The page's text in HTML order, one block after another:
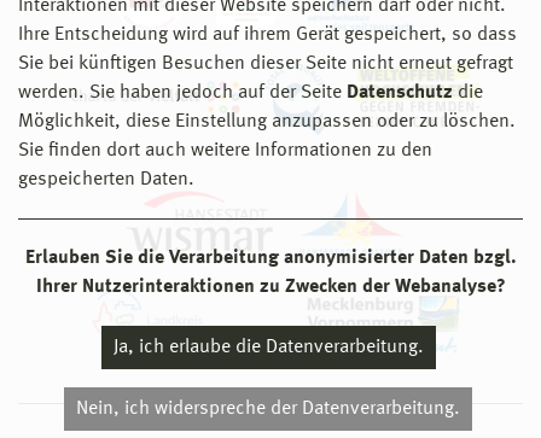
Interaktionen mit dieser Website speichern darf oder nicht.
Ihre Entscheidung wird auf ihrem Gerät gespeichert, so dass
Sie bei künftigen Besuchen dieser Seite nicht erneut gefragt
werden. Sie haben jedoch auf der Seite Datenschutz die
Möglichkeit, diese Einstellung anzupassen oder zu löschen.
Sie finden dort auch weitere Informationen zu den
gespeicherten Daten.
Erlauben Sie die Verarbeitung anonymisierter Daten bzgl.
Ihrer Nutzerinteraktionen zu Zwecken der Webanalyse?
Ja, ich erlaube die Datenverarbeitung.
Nein, ich widerspreche der Datenverarbeitung.